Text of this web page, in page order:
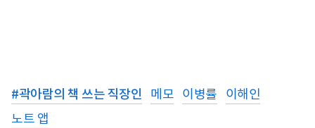
#곽아람의 책 쓰는 직장인 메모 이병률
이해인
노트 앱